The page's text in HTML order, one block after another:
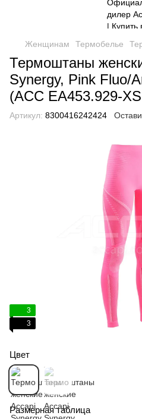
Женщинам Термобелье
Термоштаны
Synergy, Pink Fluo/
(ACC EA453.929-
Артикул: 8300416242424
3
3
Цвет
Размерная таблица